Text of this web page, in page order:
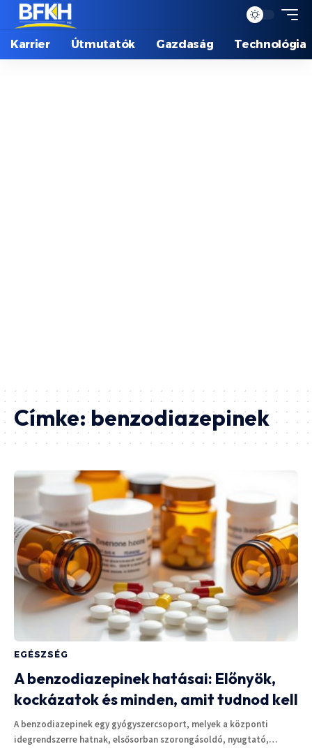
Karrier Útmutatók Gazdaság Technológia
Címke:benzodiazepinek
EGÉSZSÉG
A benzodiazepinek hatásai: Előnyök,
kockázatok és minden, amit tudnod kell
A benzodiazepinek egy gyógyszercsoport, melyek a központi
idegrendszerre hatnak, elsősorban szorongásoldó, nyugtató,…